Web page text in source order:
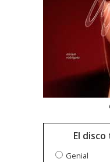
El
Genial